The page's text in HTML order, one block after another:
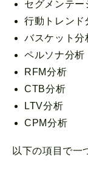
セグメンテー
行動トレンド
バスケット分
ペルソナ分析
RFM分析
CTB分析
LTV分析
CPM分析
以下の項目で一